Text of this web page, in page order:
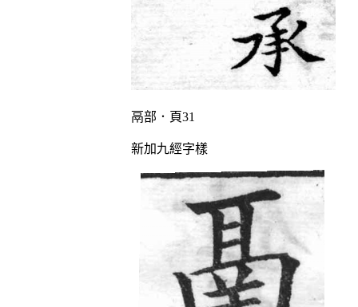
鬲部．頁31
新加九經字樣